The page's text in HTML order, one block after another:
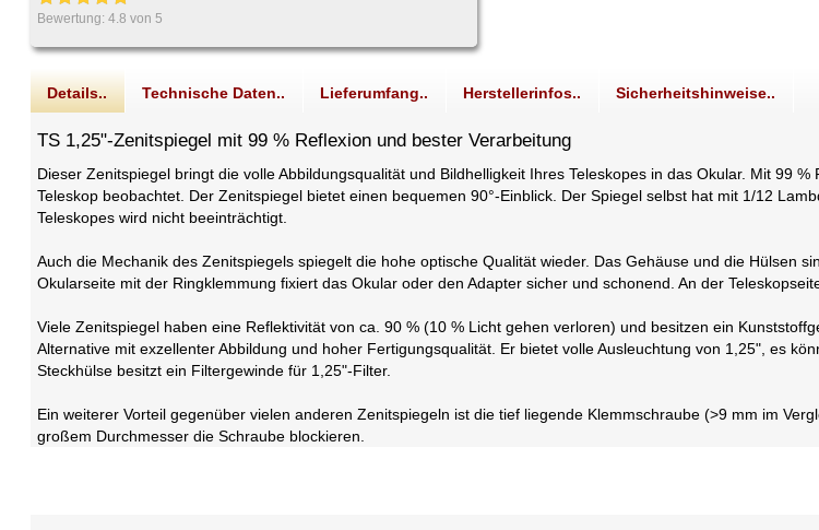
Bewertung:4.8 von 5
Details.. Technische Daten.. Lieferumfang.. Herstellerinfos.. Sicherheitshinweise..
TS 1,25"-Zenitspiegel mit 99 % Reflexion und bester Verarbeitung
Dieser Zenitspiegel bringt die volle Abbildungsqualität und Bildhelligkeit Ihres Teleskopes in das Okular. Mit 99
Teleskop beobachtet. Der Zenitspiegel bietet einen bequemen 90°-Einblick. Der Spiegel selbst hat mit 1/12
Teleskopes wird nicht beeinträchtigt.
Auch die Mechanik des Zenitspiegels spiegelt die hohe optische Qualität wieder. Das Gehäuse und die Hülsen
Okularseite mit der Ringklemmung fixiert das Okular oder den Adapter sicher und schonend. An der
Viele Zenitspiegel haben eine Reflektivität von ca. 90 % (10 % Licht gehen verloren) und besitzen ein
Alternative mit exzellenter Abbildung und hoher Fertigungsqualität. Er bietet volle Ausleuchtung von 1,25", es
Steckhülse besitzt ein Filtergewinde für 1,25"-Filter.
Ein weiterer Vorteil gegenüber vielen anderen Zenitspiegeln ist die tief liegende Klemmschraube (>9 mm im
großem Durchmesser die Schraube blockieren.